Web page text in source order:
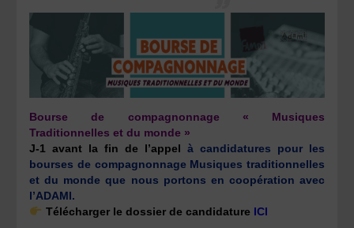
Bourse de compagnonnage « Musiques
Traditionnelles et du monde »
J-1 avant la fin de l’appel à candidatures pour les
bourses de compagnonnage Musiques traditionnelles
et du monde que nous portons en coopération avec
l’ADAMI.
Télécharger le dossier de candidature ICI